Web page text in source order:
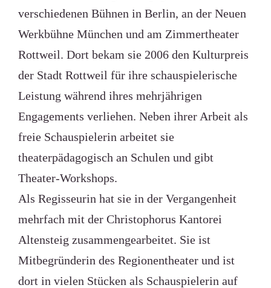
verschiedenen Bühnen in Berlin, an der Neuen
Werkbühne München und am Zimmertheater
Rottweil. Dort bekam sie 2006 den Kulturpreis
der Stadt Rottweil für ihre schauspielerische
Leistung während ihres mehrjährigen
Engagements verliehen. Neben ihrer Arbeit als
freie Schauspielerin arbeitet sie
theaterpädagogisch an Schulen und gibt
Theater-Workshops.
Als Regisseurin hat sie in der Vergangenheit
mehrfach mit der Christophorus Kantorei
Altensteig zusammengearbeitet. Sie ist
Mitbegründerin des Regionentheater und ist
dort in vielen Stücken als Schauspielerin auf